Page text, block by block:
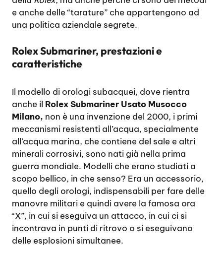
e anche delle “tarature” che appartengono ad
una politica aziendale segrete.
Rolex Submariner, prestazioni e
caratteristiche
Il modello di orologi subacquei, dove rientra
anche il Rolex Submariner Usato Musocco
Milano, non è una invenzione del 2000, i primi
meccanismi resistenti all’acqua, specialmente
all’acqua marina, che contiene del sale e altri
minerali corrosivi, sono nati già nella prima
guerra mondiale. Modelli che erano studiati a
scopo bellico, in che senso? Era un accessorio,
quello degli orologi, indispensabili per fare delle
manovre militari e quindi avere la famosa ora
“X”, in cui si eseguiva un attacco, in cui ci si
incontrava in punti di ritrovo o si eseguivano
delle esplosioni simultanee.